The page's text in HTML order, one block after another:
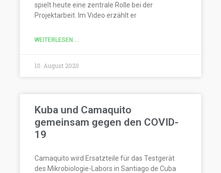
spielt heute eine zentrale Rolle bei der
Projektarbeit. Im Video erzählt er
WEITERLESEN ...
10. August 2020
Kuba und Camaquito
gemeinsam gegen den COVID-
19
Camaquito wird Ersatzteile für das Testgerät
des Mikrobiologie-Labors in Santiago de Cuba